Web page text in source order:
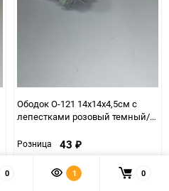
Ободок О-121 14х14х4,5см с
лепестками розовый темный/
Розница 43 ₽
Артикул: 00080700
0 1 0